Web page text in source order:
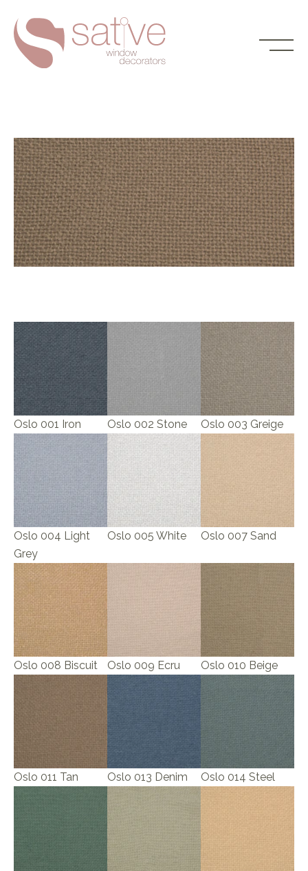
Oslo 001 Iron Oslo 002 Stone Oslo 003 Greige
Oslo 004 Light
Grey
Oslo 005 White Oslo 007 Sand
Oslo 008 Biscuit Oslo 009 Ecru Oslo 010 Beige
Oslo 011 Tan Oslo 013 Denim Oslo 014 Steel